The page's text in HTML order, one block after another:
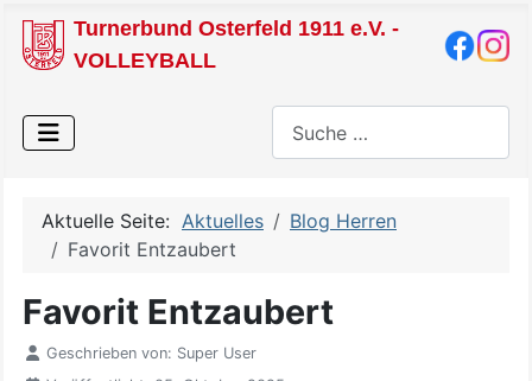
Turnerbund Osterfeld 1911 e.V. -
VOLLEYBALL
Aktuelle Seite: Aktuelles
Blog Herren
Favorit Entzaubert
Favorit Entzaubert
Geschrieben von: Super User